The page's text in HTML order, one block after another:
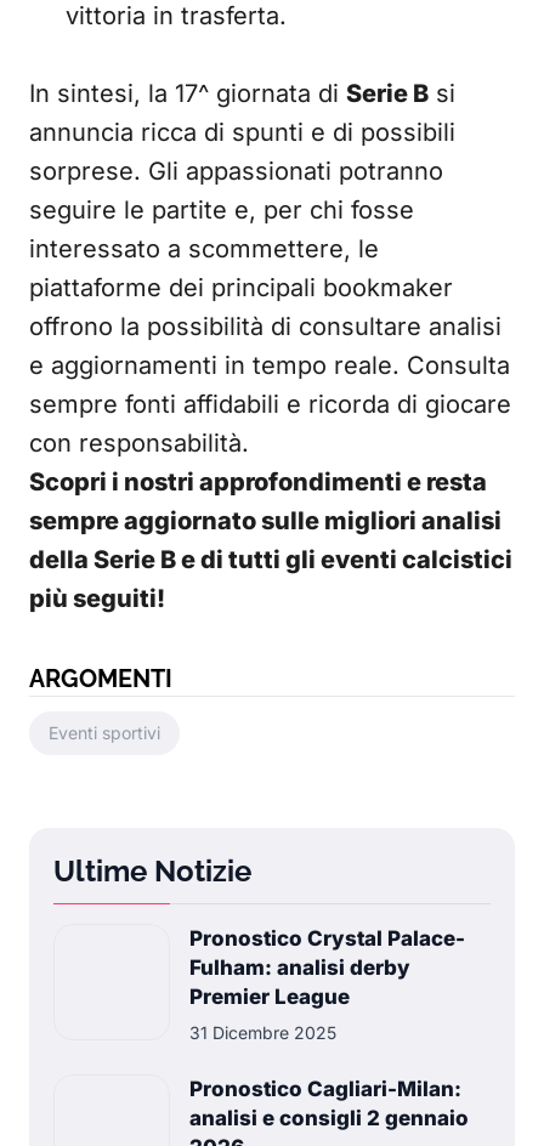
vittoria in trasferta.
In sintesi, la 17^ giornata di Serie B si
annuncia ricca di spunti e di possibili
sorprese. Gli appassionati potranno
seguire le partite e, per chi fosse
interessato a scommettere, le
piattaforme dei principali bookmaker
offrono la possibilità di consultare analisi
e aggiornamenti in tempo reale. Consulta
sempre fonti affidabili e ricorda di giocare
con responsabilità.
Scopri i nostri approfondimenti e resta
sempre aggiornato sulle migliori analisi
della Serie B e di tutti gli eventi calcistici
più seguiti!
ARGOMENTI
Eventi sportivi
Ultime Notizie
Pronostico Crystal Palace-
Fulham: analisi derby
Premier League
31 Dicembre 2025
Pronostico Cagliari-Milan:
analisi e consigli 2 gennaio